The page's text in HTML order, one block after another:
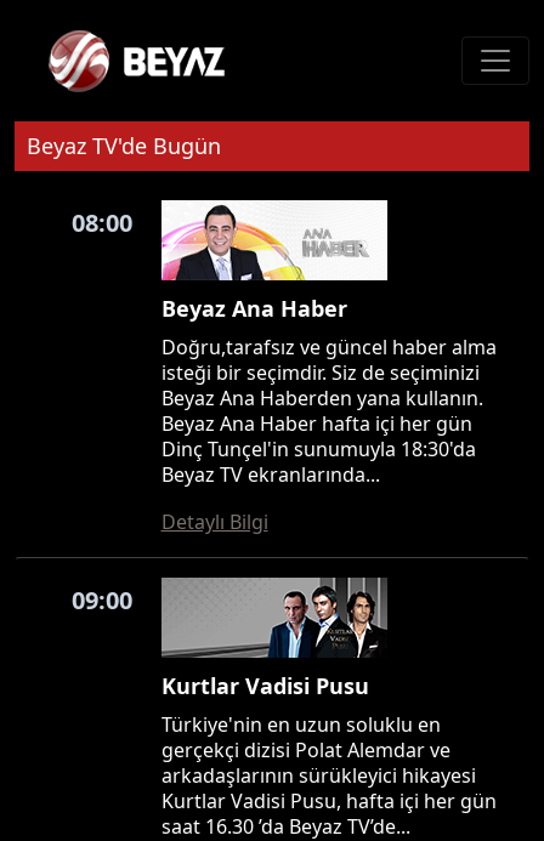
Beyaz TV'de Bugün
08:00
Beyaz Ana Haber
Doğru,tarafsız ve güncel haber alma
isteği bir seçimdir. Siz de seçiminizi
Beyaz Ana Haberden yana kullanın.
Beyaz Ana Haber hafta içi her gün
Dinç Tunçel'in sunumuyla 18:30'da
Beyaz TV ekranlarında...
Detaylı Bilgi
09:00
Kurtlar Vadisi Pusu
Türkiye'nin en uzun soluklu en
gerçekçi dizisi Polat Alemdar ve
arkadaşlarının sürükleyici hikayesi
Kurtlar Vadisi Pusu, hafta içi her gün
saat 16.30 ’da Beyaz TV’de...